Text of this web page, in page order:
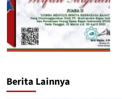
Berita Lainnya